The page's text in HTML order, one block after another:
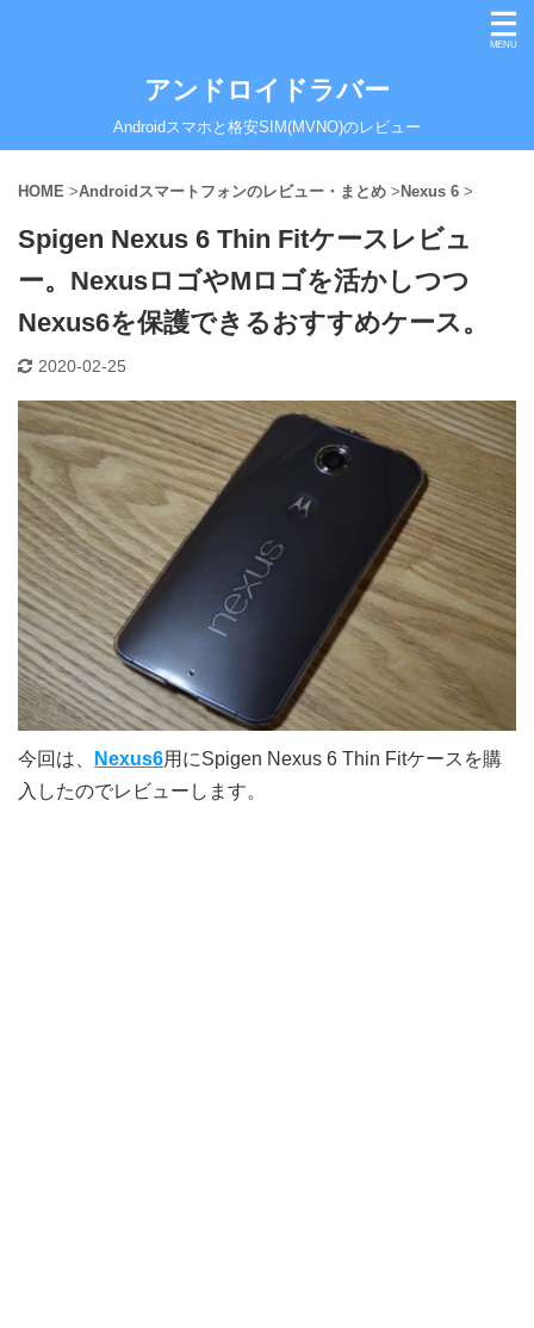
アンドロイドラバー
Androidスマホと格安SIM(MVNO)のレビュー
HOME >Androidスマートフォンのレビュー・まとめ > Nexus 6 >
Spigen Nexus 6 Thin Fitケースレビュ
ー。NexusロゴやMロゴを活かしつつ
Nexus6を保護できるおすすめケース。
2020-02-25
今回は、 Nexus6用にSpigen Nexus 6 Thin Fitケースを購
入したのでレビューします。